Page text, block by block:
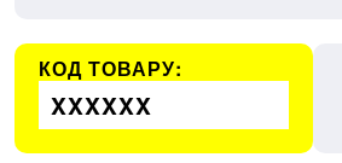
КОД ТОВАРУ:
XXXXXX